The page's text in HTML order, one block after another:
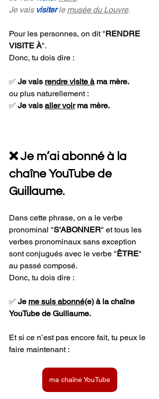
Je vais visiter le musée du Louvre.
Pour les personnes, on dit "RENDRE
VISITE À".
Donc, tu dois dire :
✅ Je vais rendre visite à ma mère.
ou plus naturellement :
✅ Je vais aller voir ma mère.
❌ Je m’ai abonné à la
chaîne YouTube de
Guillaume.
Dans cette phrase, on a le verbe
pronominal "S'ABONNER" et tous les
verbes pronominaux sans exception
sont conjugués avec le verbe "ÊTRE"
au passé composé.
Donc, tu dois dire :
✅ Je me suis abonné(e) à la chaîne
YouTube de Guillaume.
Et si ce n’est pas encore fait, tu peux le
faire maintenant :
ma chaîne YouTube